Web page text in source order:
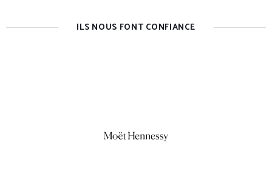
ILS NOUS FONT CONFIANCE